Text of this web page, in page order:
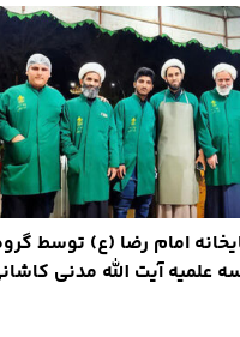
امام رضا (ع) توسط
علمیه آیت‌ الله مدنی